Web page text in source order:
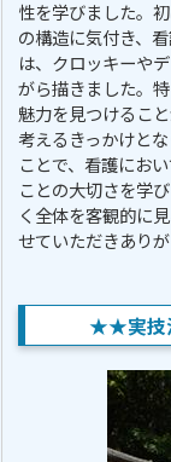
性を学びました。
の構造に気付き、
は、クロッキーや
がら描きました。
魅力を見つけるこ
考えるきっかけと
ことで、看護にお
ことの大切さを学
く全体を客観的に
せていただきあり
★★実技